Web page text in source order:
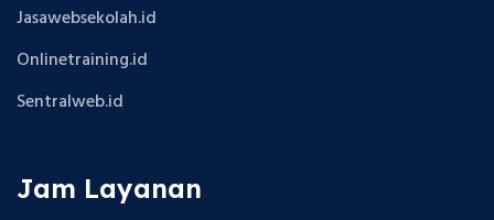
Jasawebsekolah.id
Onlinetraining.id
Sentralweb.id
Jam Layanan